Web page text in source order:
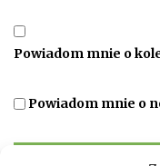
Powiadom mnie o
Powiadom mnie o